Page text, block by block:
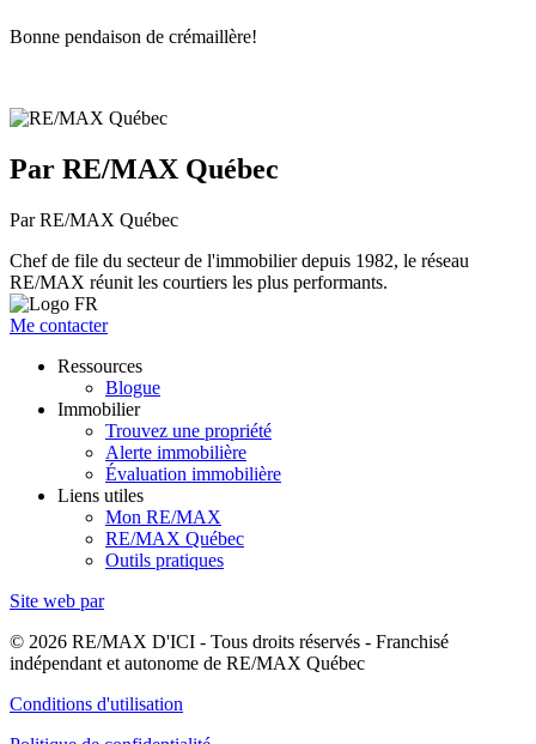
Bonne pendaison de crémaillère!
Par RE/MAX Québec
Par RE/MAX Québec
Chef de file du secteur de l'immobilier depuis 1982, le réseau
RE/MAX réunit les courtiers les plus performants.
Me contacter
Ressources
Blogue
Immobilier
Trouvez une propriété
Alerte immobilière
Évaluation immobilière
Liens utiles
Mon RE/MAX
RE/MAX Québec
Outils pratiques
Site web par
© 2026 RE/MAX D'ICI - Tous droits réservés - Franchisé
indépendant et autonome de RE/MAX Québec
Conditions d'utilisation